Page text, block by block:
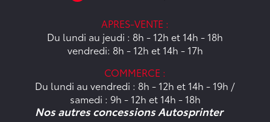
APRES-VENTE :
Du lundi au jeudi : 8h - 12h et 14h - 18h
vendredi: 8h - 12h et 14h - 17h
COMMERCE :
Du lundi au vendredi : 8h - 12h et 14h - 19h /
samedi : 9h - 12h et 14h - 18h
Nos autres concessions Autosprinter